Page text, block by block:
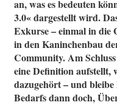
an, was es bedeuten
3.0« dargestellt wird.
Exkurse – einmal in die
in den Kaninchenbau
Community. Am
eine Definition aufstellt,
dazugehört – und
Bedarfs dann doch,